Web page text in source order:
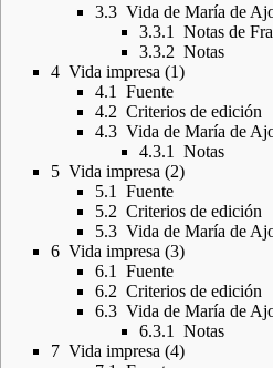
3.3 Vida de María de
3.3.1
Notas de
3.3.2 Notas
4 Vida impresa (1)
4.1
Fuente
4.2 Criterios de edición
4.3 Vida de María de
4.3.1
Notas
5 Vida impresa (2)
5.1
Fuente
5.2 Criterios de edición
5.3 Vida de María de
6 Vida impresa (3)
6.1
Fuente
6.2 Criterios de edición
6.3 Vida de María de
6.3.1
Notas
7 Vida impresa (4)